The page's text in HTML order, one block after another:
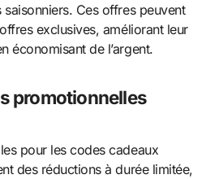
Ces offres peuvent
exclusives, améliorant leur
économisant de l’argent.
promotionnelles
pour les codes cadeaux
des réductions à durée limitée,